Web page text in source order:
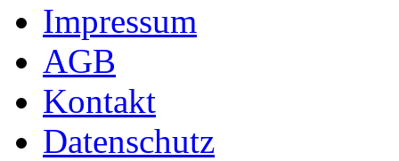
Impressum
AGB
Kontakt
Datenschutz